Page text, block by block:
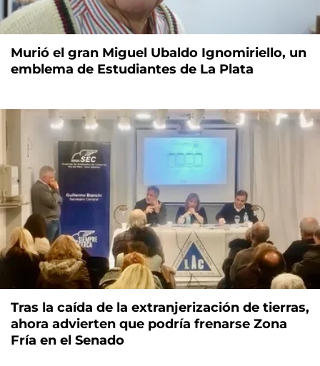
Murió el gran Miguel Ubaldo Ignomiriello, un
emblema de Estudiantes de La Plata
Tras la caída de la extranjerización de tierras,
ahora advierten que podría frenarse Zona
Fría en el Senado